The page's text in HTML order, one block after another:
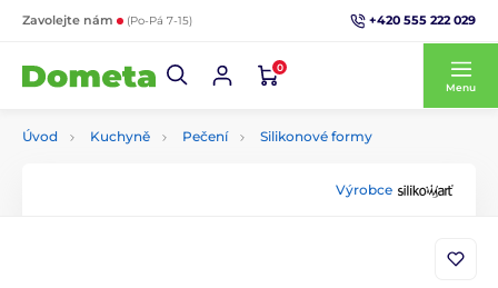
Zavolejte nám (Po-Pá 7-15) +420 555 222 029
0
Menu
Úvod Kuchyně Pečení Silikonové formy
Výrobce